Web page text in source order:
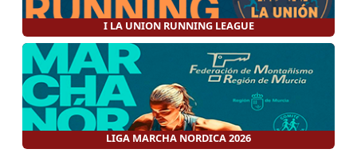
I LA UNION RUNNING LEAGUE
LIGA MARCHA NORDICA 2026